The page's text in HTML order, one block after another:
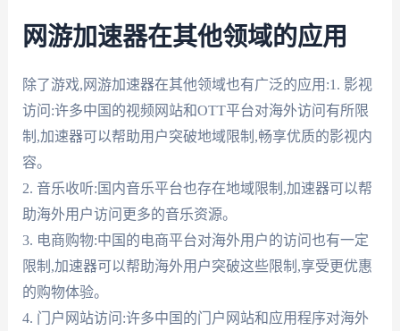
网游加速器在其他领域的应用
除了游戏,网游加速器在其他领域也有广泛的应用:1. 影视
访问:许多中国的视频网站和OTT平台对海外访问有所限
制,加速器可以帮助用户突破地域限制,畅享优质的影视内
容。
2. 音乐收听:国内音乐平台也存在地域限制,加速器可以帮
助海外用户访问更多的音乐资源。
3. 电商购物:中国的电商平台对海外用户的访问也有一定
限制,加速器可以帮助海外用户突破这些限制,享受更优惠
的购物体验。
4. 门户网站访问:许多中国的门户网站和应用程序对海外